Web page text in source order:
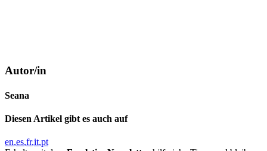
Autor/in
Seana
Diesen Artikel gibt es auch auf
en es fr it pt